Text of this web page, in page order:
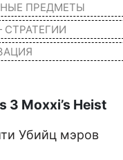
ПРЕДМЕТЫ
3 Moxxi’s Heist
Убийц мэров